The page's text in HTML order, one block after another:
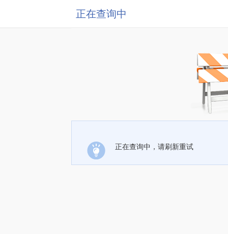
正在查询中
正在查询中，请刷新重试